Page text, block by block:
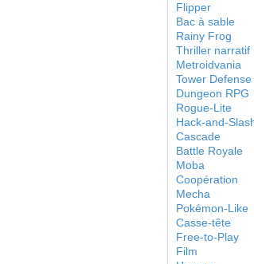
Flipper
Bac à sable
Rainy Frog
Thriller narratif
Metroidvania
Tower Defense
Dungeon RPG
Rogue-Lite
Hack-and-
Cascade
Battle Royale
Moba
Coopération
Mecha
Pokémon-Like
Casse-tête
Free-to-Play
Film